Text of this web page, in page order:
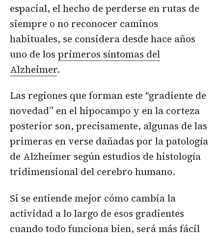
espacial, el hecho de perderse en rutas de
siempre o no reconocer caminos
habituales, se considera desde hace años
uno de los primeros síntomas del
Alzheimer.
Las regiones que forman este “gradiente de
novedad” en el hipocampo y en la corteza
posterior son, precisamente, algunas de las
primeras en verse dañadas por la patología
de Alzheimer según estudios de histología
tridimensional del cerebro humano.
Si se entiende mejor cómo cambia la
actividad a lo largo de esos gradientes
cuando todo funciona bien, será más fácil